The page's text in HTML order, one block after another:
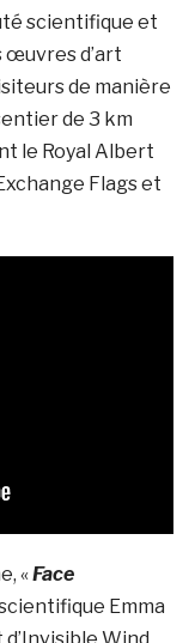
scientifique et
œuvres d’art
de manière
de 3 km
le Royal Albert
Flags et
«Face
Emma
Wind